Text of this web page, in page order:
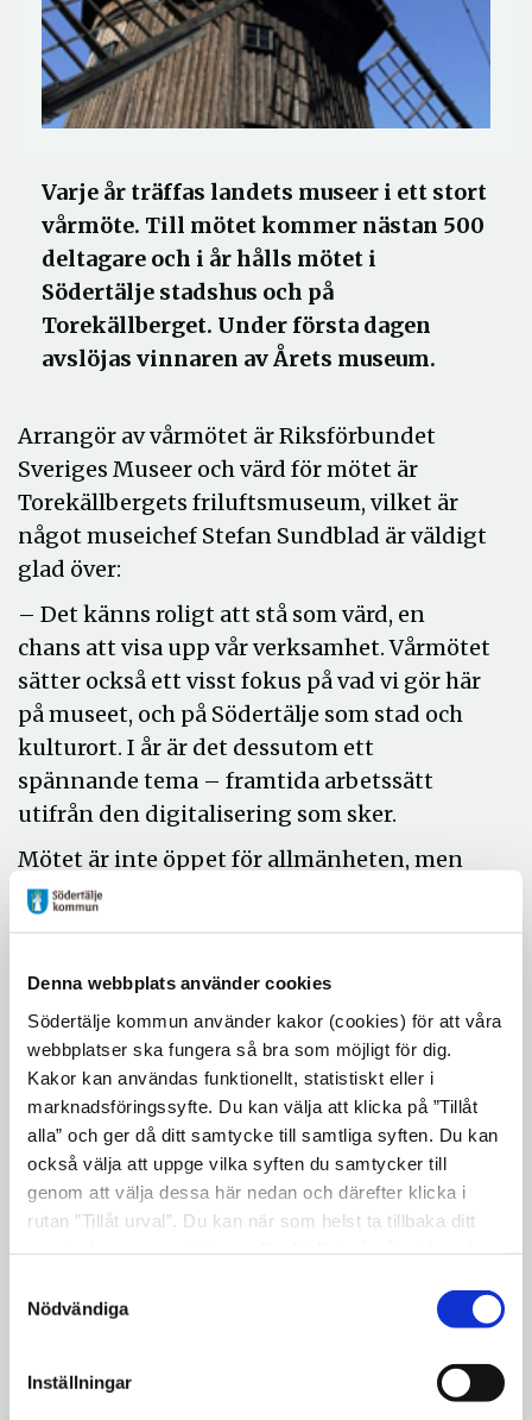
Denna webbplats använder cookies
Södertälje kommun använder kakor (cookies) för att våra
webbplatser ska fungera så bra som möjligt för dig.
Kakor kan användas funktionellt, statistiskt eller i
marknadsföringssyfte. Du kan välja att klicka på ”Tillåt
alla” och ger då ditt samtycke till samtliga syften. Du kan
också välja att uppge vilka syften du samtycker till
genom att välja dessa här nedan och därefter klicka i
rutan ”Tillåt urval”. Du kan när som helst ta tillbaka ditt
"Visa detaljer" kan du läsa om hur kakorna används och
hur vi och våra leverantörer inhämtar och behandlar
Nödvändiga
Inställningar
Varje år träffas landets museer i ett stort
vårmöte. Till mötet kommer nästan 500
deltagare och i år hålls mötet i
Södertälje stadshus och på
Torekällberget. Under första dagen
avslöjas vinnaren av Årets museum.
Arrangör av vårmötet är Riksförbundet
Sveriges Museer och värd för mötet är
Torekällbergets friluftsmuseum, vilket är
något museichef Stefan Sundblad är väldigt
glad över:
– Det känns roligt att stå som värd, en
chans att visa upp vår verksamhet. Vårmötet
sätter också ett visst fokus på vad vi gör här
på museet, och på Södertälje som stad och
kulturort. I år är det dessutom ett
spännande tema – framtida arbetssätt
utifrån den digitalisering som sker.
Mötet är inte öppet för allmänheten, men
du kan läsa mer om programmet på
Riksförbundet Sveriges Museer webbplats
tar deltagarna sig an frågan hur
digitaliseringen av samhället och
museisektorn påverkar museernas
verksamheter och de anställdas sätt att
jobba.
Förbundet kommer att direktsända
invigningen och kommunstyrelsens
Nominerade till Årets
museum